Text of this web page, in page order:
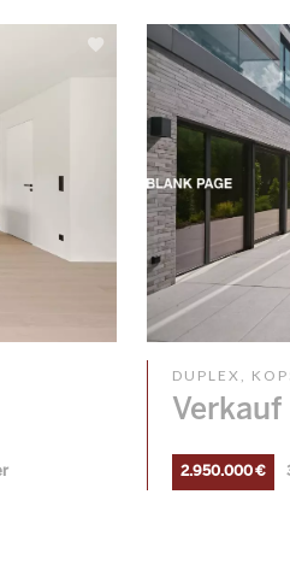
DUPLEX,
Verkauf
2.950.000 €